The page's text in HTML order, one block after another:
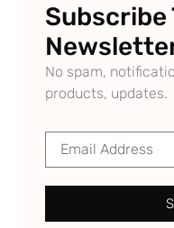
Subscribe
No spam,
products, updates.